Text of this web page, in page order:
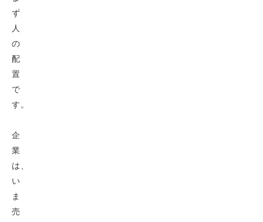
ず
人
の
配
置
で
す。
企
業
は、
い
ま
売